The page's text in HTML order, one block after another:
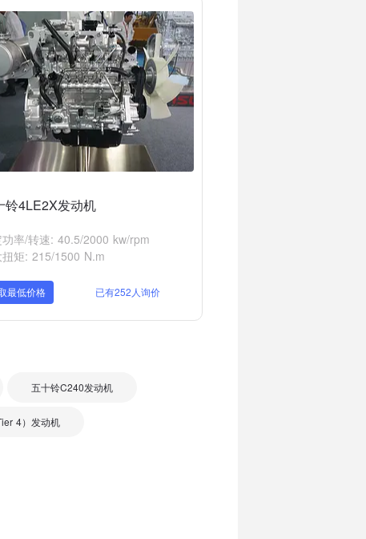
铃4LE2X发动机
功率/转速: 40.5/2000 kw/rpm
扭矩: 215/1500 N.m
最低价格 已有252人询价
五十铃C240发动机
4）发动机